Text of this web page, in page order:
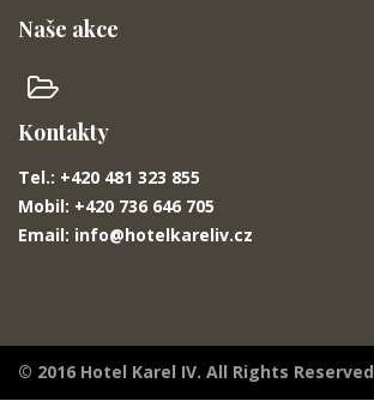
Naše akce
Kontakty
Tel.: +420 481 323 855
Mobil: +420 736 646 705
Email: info@hotelkareliv.cz
© 2016 Hotel Karel IV. All Rights Reserved